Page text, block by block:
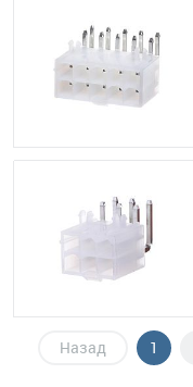
Назад 1